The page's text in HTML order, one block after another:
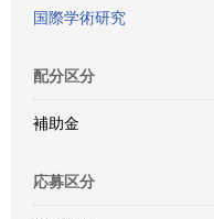
国際学術研究
配分区分
補助金
応募区分